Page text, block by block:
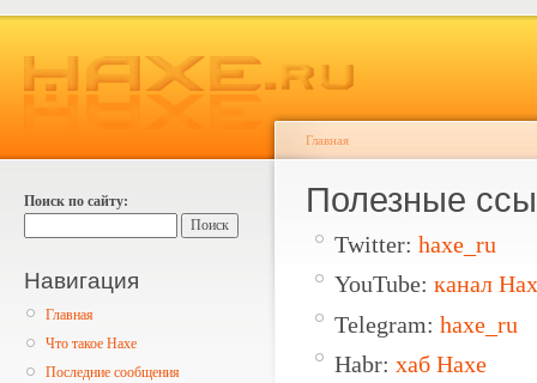
Поиск по сайту:
Навигация
Главная
Что такое Haxe
Последние сообщения
Главная
Полезные
Twitter: haxe_ru
YouTube: канал
Telegram: haxe_ru
Habr: хаб Haxe